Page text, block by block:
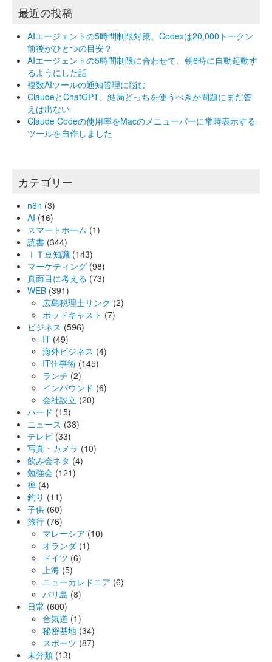
最近の投稿
AIエージェントの5時間制限対策。Codexは20,000トークン
前後がひとつの目安？
AIエージェントの5時間制限に合わせて、朝6時に自動起動す
るようにした話
複数AIツールの通知管理に悩む
ClaudeとChatGPT、結局どっちを使うべきか問題にまだ答
えは出ない
Claude Codeの使用率をMacのメニューバーに常時表示する
ツールを自作しました
カテゴリー
n8n (3)
AI (16)
スマートホーム (1)
読書 (344)
ＩＴ豆知識 (143)
マーケティング (98)
真面目に考える (73)
WEB (391)
広島税理士リンク (2)
ポッドキャスト (7)
ビジネス (596)
IT (49)
海外ビジネス (4)
IT仕事術 (145)
ランチ (2)
インバウンド (6)
会社設立 (20)
ハード (15)
ニュース (38)
テレビ (33)
写真・カメラ (10)
飲み会ネタ (4)
勉強会 (121)
禅 (4)
釣り (11)
子供 (60)
旅行 (76)
マレーシア (10)
オランダ (1)
ドイツ (6)
上海 (5)
ニューカレドニア (6)
バリ島 (8)
日常 (600)
合気道 (1)
秘密基地 (34)
スポーツ (87)
未分類 (13)